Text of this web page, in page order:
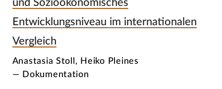
und Sozioökonomisches
Entwicklungsniveau im internationalen
Vergleich
Anastasia Stoll, Heiko Pleines
— Dokumentation